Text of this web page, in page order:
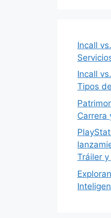
Incall
Incall
Tipos
Carrera
Tráiler y